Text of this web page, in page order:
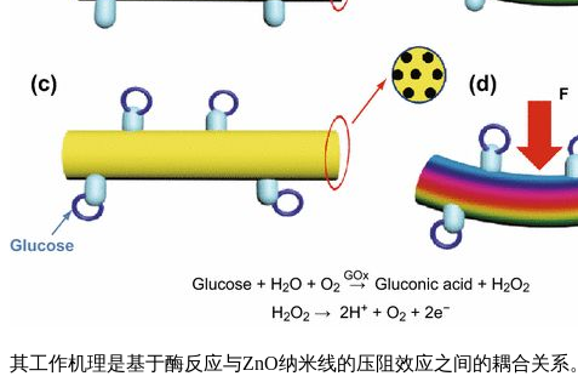
其工作机理是基于酶反应与ZnO纳米线的压阻效应之间的耦合关